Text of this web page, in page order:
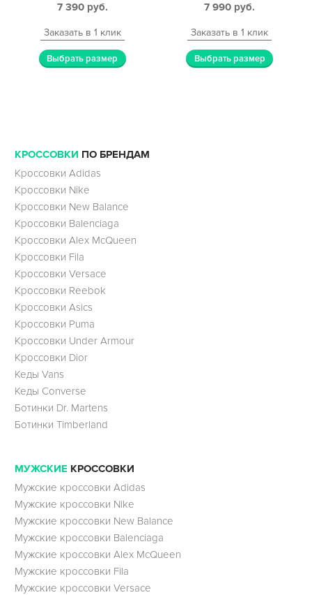
7 390 руб.
Заказать в 1 клик
Выбрать размер
7 990 руб.
Заказать в 1 клик
Выбрать размер
КРОССОВКИ ПО БРЕНДАМ
Кроссовки Adidas
Кроссовки Nike
Кроссовки New Balance
Кроссовки Balenciaga
Кроссовки Alex McQueen
Кроссовки Fila
Кроссовки Versace
Кроссовки Reebok
Кроссовки Asics
Кроссовки Puma
Кроссовки Under Armour
Кроссовки Dior
Кеды Vans
Кеды Converse
Ботинки Dr. Martens
Ботинки Timberland
МУЖСКИЕ КРОССОВКИ
Мужские кроссовки Adidas
Мужские кроссовки Nike
Мужские кроссовки New Balance
Мужские кроссовки Balenciaga
Мужские кроссовки Alex McQueen
Мужские кроссовки Fila
Мужские кроссовки Versace